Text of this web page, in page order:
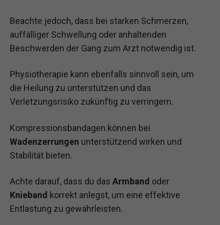
Beachte jedoch, dass bei starken Schmerzen,
auffälliger Schwellung oder anhaltenden
Beschwerden der Gang zum Arzt notwendig ist.
Physiotherapie kann ebenfalls sinnvoll sein, um
die Heilung zu unterstützen und das
Verletzungsrisiko zukünftig zu verringern.
Kompressionsbandagen können bei
Wadenzerrungen unterstützend wirken und
Stabilität bieten.
Achte darauf, dass du das Armband oder
Knieband korrekt anlegst, um eine effektive
Entlastung zu gewährleisten.